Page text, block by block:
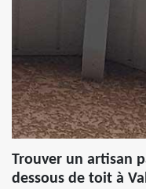
Trouver un artisan
dessous de toit à